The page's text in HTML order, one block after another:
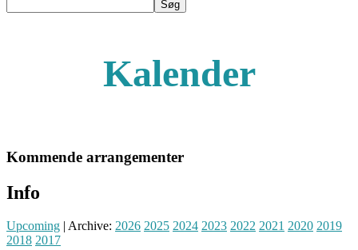
Kalender
Kommende arrangementer
Info
Upcoming | Archive: 2026 2025 2024 2023 2022 2021 2020 2019
2018 2017